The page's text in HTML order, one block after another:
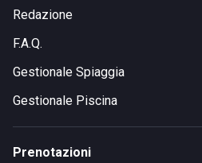
Redazione
F.A.Q.
Gestionale Spiaggia
Gestionale Piscina
Prenotazioni